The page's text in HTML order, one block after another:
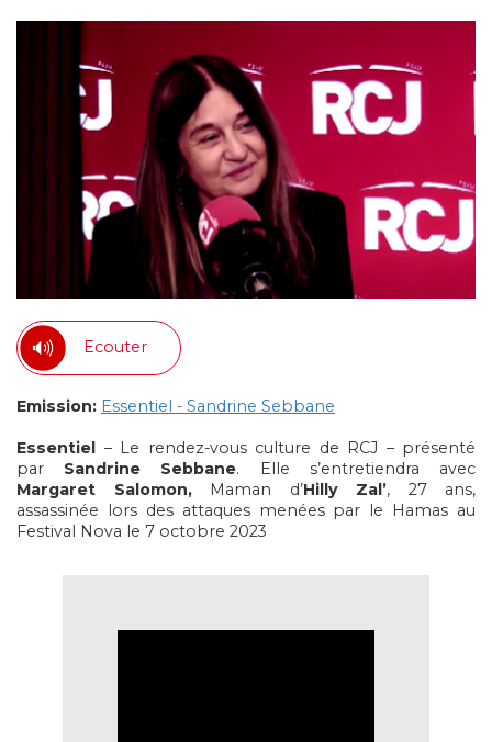
Ecouter
Emission: Essentiel - Sandrine Sebbane
Essentiel – Le rendez-vous culture de RCJ – présenté
par Sandrine Sebbane. Elle s’entretiendra avec
Margaret Salomon,Maman d’Hilly Zal’, 27 ans,
assassinée lors des attaques menées par le Hamas au
Festival Nova le 7 octobre 2023